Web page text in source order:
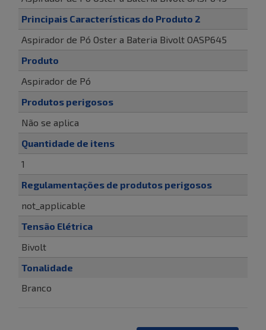
Principais Características do Produto 2
Aspirador de Pó Oster a Bateria Bivolt OASP645
Produto
Aspirador de Pó
Produtos perigosos
Não se aplica
Quantidade de itens
1
Regulamentações de produtos perigosos
not_applicable
Tensão Elétrica
Bivolt
Tonalidade
Branco